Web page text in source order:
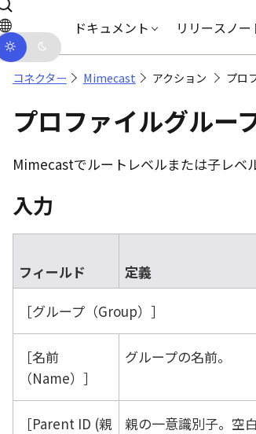
ーションにスキップ
ドキュメント リリースノー
コネクター Mimecast アクション プロ
プロファイルグルー
Mimecastでルートレベルまたは子レベ
入力
フィールド 定義
グループ（Group）
名前
（Name）
グループの名前。
Parent ID (親
親の一意識別子。空